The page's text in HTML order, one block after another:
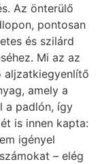
Az önterülő
pontosan
és szilárd
Mi az az
aljzatkiegyenlítő
amely a
a padlón, így
is innen kapta:
igényel
– elég